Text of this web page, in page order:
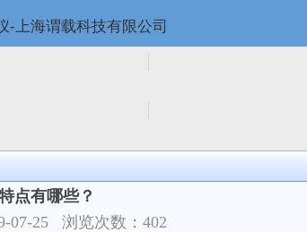
点有哪些？
07-25 浏览次数：402